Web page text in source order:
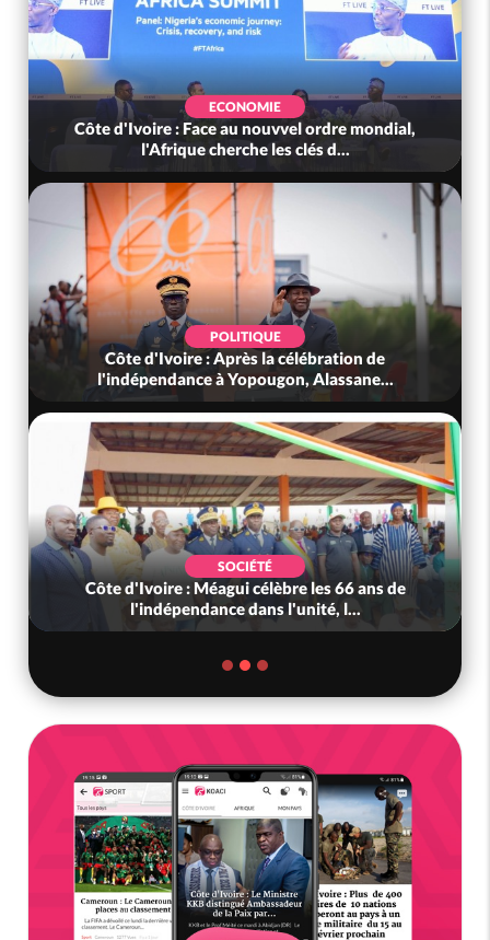
ECONOMIE
Côte d'Ivoire : Face au nouvvel ordre mondial,
l'Afrique cherche les clés d...
POLITIQUE
Côte d'Ivoire : Après la célébration de
l'indépendance à Yopougon, Alassane...
SOCIÉTÉ
Côte d'Ivoire : Méagui célèbre les 66 ans de
l'indépendance dans l'unité, l...